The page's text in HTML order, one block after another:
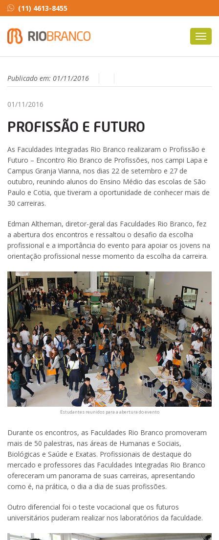
(11) 4613-8455
Publicado em: 01/11/2016
01/11/2016
PROFISSÃO E FUTURO
As Faculdades Integradas Rio Branco realizaram o Profissão e
Futuro – Encontro Rio Branco de Profissões, nos campi Lapa e
Campus Granja Vianna, nos dias 22 de setembro e 27 de
outubro, reunindo alunos do Ensino Médio das escolas de São
Paulo e Cotia, que tiveram a oportunidade de conhecer mais de
30 carreiras.
Edman Altheman, diretor-geral das Faculdades Rio Branco, fez
a abertura dos encontros e ressaltou o desafio da escolha
profissional e a importância do evento para apoiar os jovens na
orientação profissional nesse momento da escolha da carreira.
Estudantes reunidos para a abertura do evento
Durante os encontros, as Faculdades Rio Branco promoveram
mais de 50 palestras, nas áreas de Humanas e Sociais,
Biológicas e Saúde e Exatas. Profissionais de destaque do
mercado e professores das Faculdades Integradas Rio Branco
ofereceram um panorama de suas carreiras, apresentando
como é, na prática, o dia a dia de suas profissões.
Outro diferencial foi o teste vocacional que os futuros
universitários puderam realizar nos laboratórios da faculdade.